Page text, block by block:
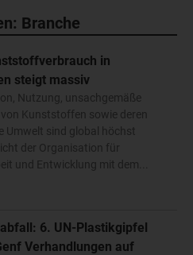
Branche
in
steigt massiv
Nutzung, unsachgemäße
Kunststoffen sowie deren
Umwelt sind global höchst
der Organisation für
und Entwicklung mit dem...
6. UN-Plastikgipfel
Verhandlungen auf